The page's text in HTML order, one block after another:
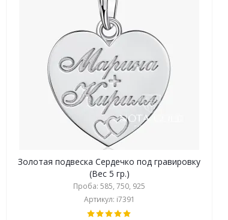
Золотая подвеска Сердечко под гравировку
(Вес 5 гр.)
Проба: 585, 750, 925
Артикул: i7391